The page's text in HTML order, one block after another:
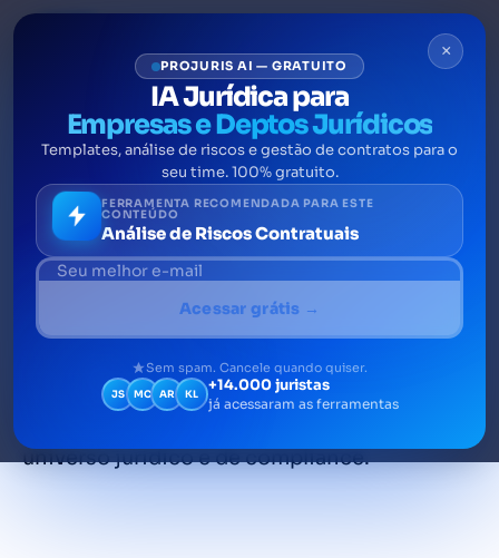
Domicílio Eletrônico
Trabalhista: tudo o que você
precisa saber
A digitalização das relações entre
empregadores e a administração pública
está avançando em todas as frentes e o
Domicílio Eletrônico Trabalhista (DET) é uma
universo jurídico e de compliance.
×
PROJURIS AI — GRATUITO
IA Jurídica para
Empresas e Deptos Jurídicos
Templates, análise de riscos e gestão de contratos para o
seu time. 100% gratuito.
FERRAMENTA RECOMENDADA PARA ESTE
CONTEÚDO
Análise de Riscos Contratuais
Acessar grátis →
Sem spam. Cancele quando quiser.
JS MC AR KL +14.000 juristas
já acessaram as ferramentas